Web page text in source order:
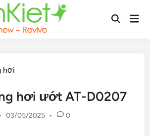
Open
hơi
hơi ướt AT-D0207
• 03/05/2025 • 0